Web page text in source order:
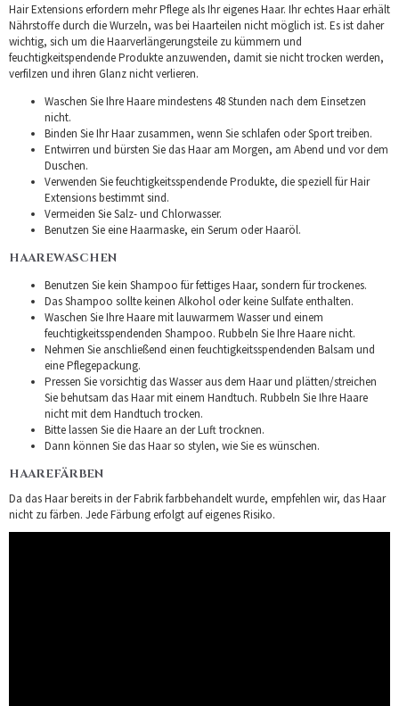
Hair Extensions erfordern mehr Pflege als Ihr eigenes Haar. Ihr echtes Haar erhält
Nährstoffe durch die Wurzeln, was bei Haarteilen nicht möglich ist. Es ist daher
wichtig, sich um die Haarverlängerungsteile zu kümmern und
feuchtigkeitspendende Produkte anzuwenden, damit sie nicht trocken werden,
verfilzen und ihren Glanz nicht verlieren.
Waschen Sie Ihre Haare mindestens 48 Stunden nach dem Einsetzen
nicht.
Binden Sie Ihr Haar zusammen, wenn Sie schlafen oder Sport treiben.
Entwirren und bürsten Sie das Haar am Morgen, am Abend und vor dem
Duschen.
Verwenden Sie feuchtigkeitsspendende Produkte, die speziell für Hair
Extensions bestimmt sind.
Vermeiden Sie Salz- und Chlorwasser.
Benutzen Sie eine Haarmaske, ein Serum oder Haaröl.
HAAREWASCHEN
Benutzen Sie kein Shampoo für fettiges Haar, sondern für trockenes.
Das Shampoo sollte keinen Alkohol oder keine Sulfate enthalten.
Waschen Sie Ihre Haare mit lauwarmem Wasser und einem
feuchtigkeitsspendenden Shampoo. Rubbeln Sie Ihre Haare nicht.
Nehmen Sie anschließend einen feuchtigkeitsspendenden Balsam und
eine Pflegepackung.
Pressen Sie vorsichtig das Wasser aus dem Haar und plätten/streichen
Sie behutsam das Haar mit einem Handtuch. Rubbeln Sie Ihre Haare
nicht mit dem Handtuch trocken.
Bitte lassen Sie die Haare an der Luft trocknen.
Dann können Sie das Haar so stylen, wie Sie es wünschen.
HAAREFÄRBEN
Da das Haar bereits in der Fabrik farbbehandelt wurde, empfehlen wir, das Haar
nicht zu färben. Jede Färbung erfolgt auf eigenes Risiko.